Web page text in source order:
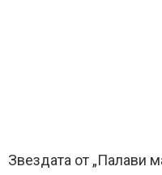
Звездата от „Палави